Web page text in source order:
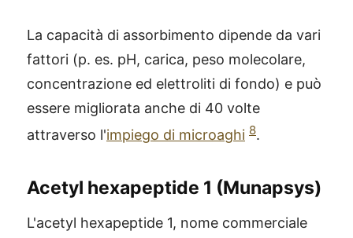
La capacità di assorbimento dipende da vari
fattori (p. es. pH, carica, peso molecolare,
concentrazione ed elettroliti di fondo) e può
essere migliorata anche di 40 volte
attraverso l'impiego di microaghi 8.
Acetyl hexapeptide 1 (Munapsys)
L'acetyl hexapeptide 1, nome commerciale